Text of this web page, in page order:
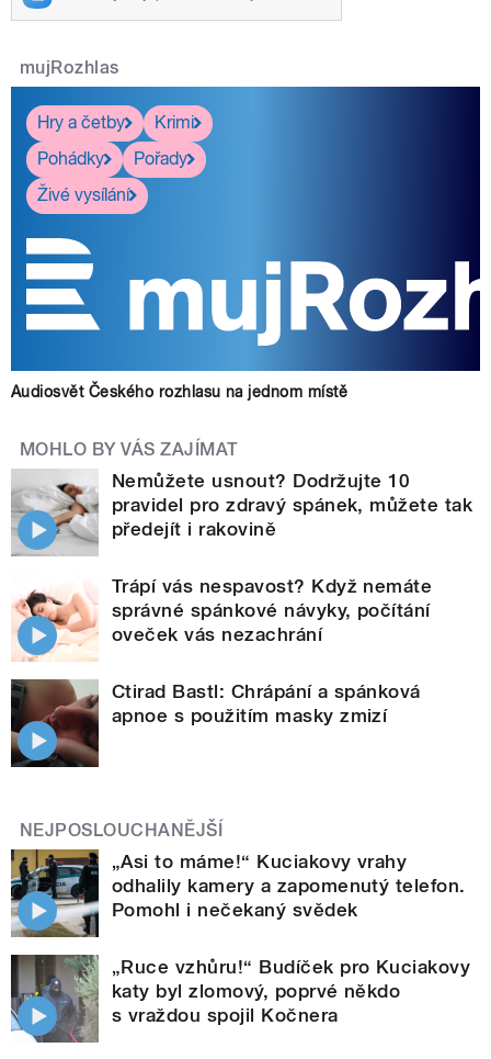
mujRozhlas
Hry a četby
Krimi
Pohádky
Pořady
Živé vysílání
Audiosvět Českého rozhlasu na jednom místě
MOHLO BY VÁS ZAJÍMAT
Nemůžete usnout? Dodržujte 10
pravidel pro zdravý spánek, můžete tak
předejít i rakovině
Trápí vás nespavost? Když nemáte
správné spánkové návyky, počítání
oveček vás nezachrání
Ctirad Bastl: Chrápání a spánková
apnoe s použitím masky zmizí
NEJPOSLOUCHANĚJŠÍ
„Asi to máme!“ Kuciakovy vrahy
odhalily kamery a zapomenutý telefon.
Pomohl i nečekaný svědek
„Ruce vzhůru!“ Budíček pro Kuciakovy
katy byl zlomový, poprvé někdo
s vraždou spojil Kočnera